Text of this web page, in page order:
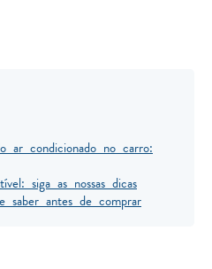
ar condicionado no carro:
siga as nossas dicas
saber antes de comprar